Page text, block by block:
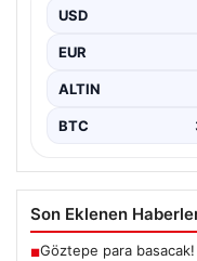
Ağustos 2026
USD
EUR
ALTIN
BTC
Son Eklenen
■Göztepe para